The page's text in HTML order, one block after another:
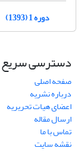
دوره 1 (1393)
دسترسی سریع
صفحه اصلی
درباره نشریه
اعضای هیات تحریریه
ارسال مقاله
تماس با ما
نقشه سایت